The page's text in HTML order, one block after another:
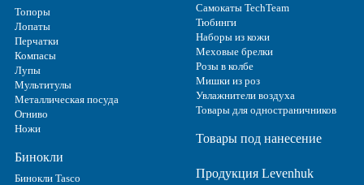
Топоры
Лопаты
Перчатки
Компасы
Лупы
Мультитулы
Металлическая посуда
Огниво
Ножи
Бинокли
Бинокли Tasco
Самокаты TechTeam
Тюбинги
Наборы из кожи
Меховые брелки
Розы в колбе
Мишки из роз
Увлажнители воздуха
Товары для одностраничников
Товары под нанесение
Продукция Levenhuk